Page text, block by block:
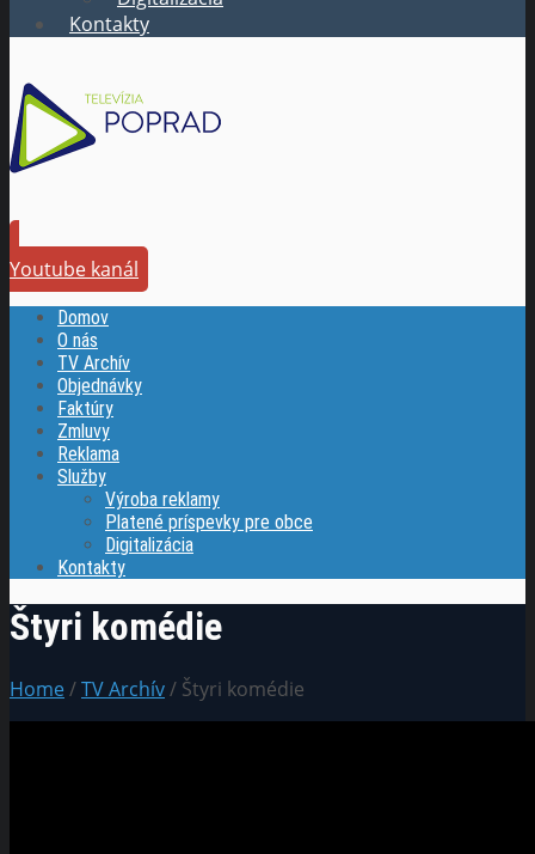
Kontakty
Youtube kanál
Domov
O nás
TV Archív
Objednávky
Faktúry
Zmluvy
Reklama
Služby
Výroba reklamy
Platené príspevky pre obce
Digitalizácia
Kontakty
Štyri komédie
Home/TV Archív/ Štyri komédie